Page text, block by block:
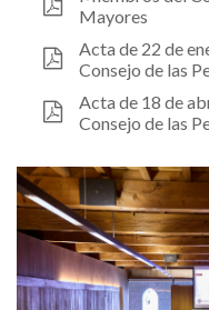
Mayores
Acta de 22 de
Consejo de las
Acta de 18 de
Consejo de las